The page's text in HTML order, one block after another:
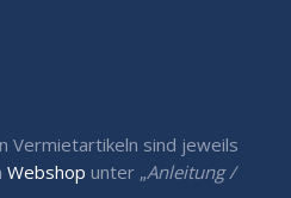
Vermietartikeln sind jeweils
Webshop unter „Anleitung /